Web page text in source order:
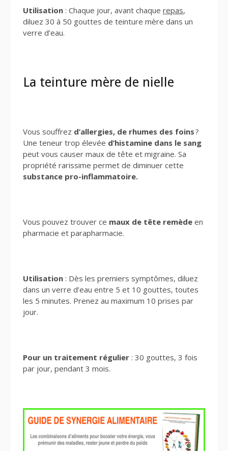
Utilisation : Chaque jour, avant chaque repas,
diluez 30 à 50 gouttes de teinture mère dans un
verre d’eau.
La teinture mère de nielle
Vous souffrez d’allergies, de rhumes des foins?
Une teneur trop élevée d’histamine dans le sang
peut vous causer maux de tête et migraine. Sa
propriété rarissime permet de diminuer cette
substance pro-inflammatoire.
Vous pouvez trouver ce maux de tête remède en
pharmacie et parapharmacie.
Utilisation : Dès les premiers symptômes, diluez
dans un verre d’eau entre 5 et 10 gouttes, toutes
les 5 minutes. Prenez au maximum 10 prises par
jour.
Pour un traitement régulier : 30 gouttes, 3 fois
par jour, pendant 3 mois.